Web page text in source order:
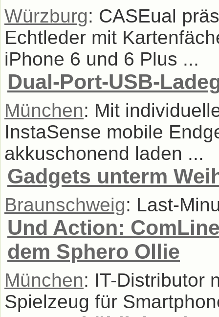
Würzburg: CASEual
Echtleder mit
iPhone 6 und 6 Plus ...
Dual-Port-USB-
München: Mit
InstaSense mobile
akkuschonend laden ...
Gadgets unterm
Braunschweig: Last-
Und Action:
dem Sphero Ollie
München: IT-Distributor
Spielzeug für